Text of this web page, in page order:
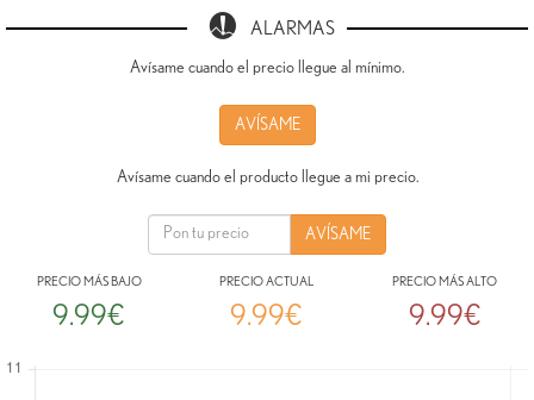
ALARMAS
Avísame cuando el precio llegue al mínimo.
AVÍSAME
Avísame cuando el producto llegue a mi precio.
PRECIO MÁS BAJO
9.99€
PRECIO ACTUAL
9.99€
PRECIO MÁS ALTO
9.99€